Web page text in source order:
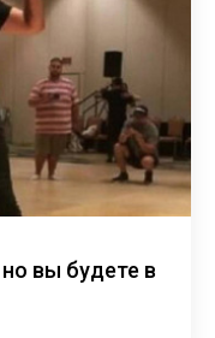
вы будете в